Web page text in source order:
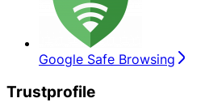
Google Safe Browsing
Trustprofile